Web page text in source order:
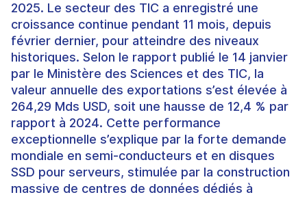
2025. Le secteur des TIC a enregistré une
croissance continue pendant 11 mois, depuis
février dernier, pour atteindre des niveaux
historiques. Selon le rapport publié le 14 janvier
par le Ministère des Sciences et des TIC, la
valeur annuelle des exportations s’est élevée à
264,29 Mds USD, soit une hausse de 12,4 % par
rapport à 2024. Cette performance
exceptionnelle s’explique par la forte demande
mondiale en semi-conducteurs et en disques
SSD pour serveurs, stimulée par la construction
massive de centres de données dédiés à